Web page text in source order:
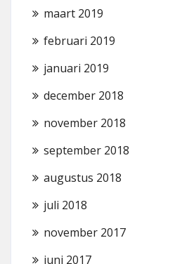
maart 2019
februari 2019
januari 2019
december 2018
november 2018
september 2018
augustus 2018
juli 2018
november 2017
juni 2017